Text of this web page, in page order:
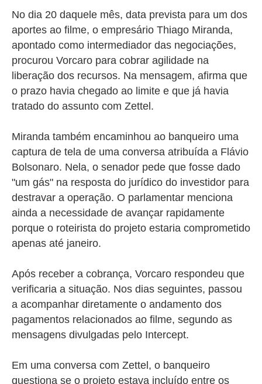
No dia 20 daquele mês, data prevista para um dos
aportes ao filme, o empresário Thiago Miranda,
apontado como intermediador das negociações,
procurou Vorcaro para cobrar agilidade na
liberação dos recursos. Na mensagem, afirma que
o prazo havia chegado ao limite e que já havia
tratado do assunto com Zettel.
Miranda também encaminhou ao banqueiro uma
captura de tela de uma conversa atribuída a Flávio
Bolsonaro. Nela, o senador pede que fosse dado
"um gás" na resposta do jurídico do investidor para
destravar a operação. O parlamentar menciona
ainda a necessidade de avançar rapidamente
porque o roteirista do projeto estaria comprometido
apenas até janeiro.
Após receber a cobrança, Vorcaro respondeu que
verificaria a situação. Nos dias seguintes, passou
a acompanhar diretamente o andamento dos
pagamentos relacionados ao filme, segundo as
mensagens divulgadas pelo Intercept.
Em uma conversa com Zettel, o banqueiro
questiona se o projeto estava incluído entre os